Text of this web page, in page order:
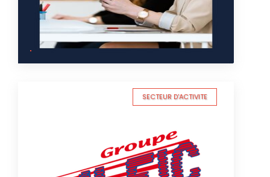
SECTEUR D'ACTIVITE